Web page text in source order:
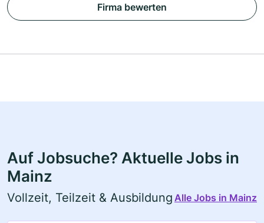
Firma bewerten
Auf Jobsuche? Aktuelle Jobs in
Mainz
Vollzeit, Teilzeit & Ausbildung Alle Jobs in Mainz